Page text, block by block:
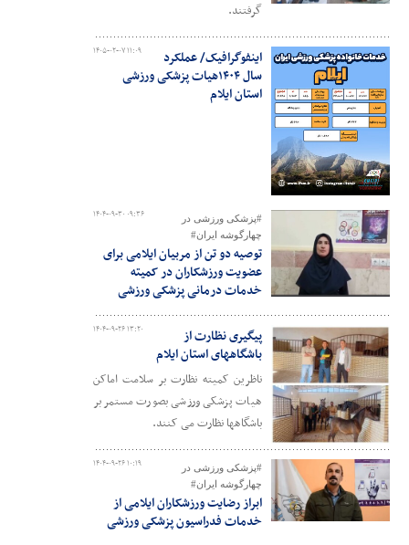
گرفتند.
۱۴۰۵-۰۲-۰۷ ۱۱:۰۹
اینفوگرافیک/ عملکرد
سال ۱۴۰۴هیات پزشکی ورزشی
استان ایلام
۱۴۰۴-۰۹-۳۰ ۰۹:۳۶
#پزشکی ورزشی در
چهارگوشه ایران#
توصیه دو تن از مربیان ایلامی برای
عضویت ورزشکاران در کمیته
خدمات درمانی پزشکی ورزشی
۱۴۰۴-۰۹-۲۶ ۱۳:۲۰
پیگیری نظارت از
باشگاههای استان ایلام
ناظرین کمیته نظارت بر سلامت اماکن
هیات پزشکی ورزشی بصورت مستمر بر
باشگاهها نظارت می کنند.
۱۴۰۴-۰۹-۲۶ ۱۰:۱۹
#پزشکی ورزشی در
چهارگوشه ایران#
ابراز رضایت ورزشکاران ایلامی از
خدمات فدراسیون پزشکی ورزشی